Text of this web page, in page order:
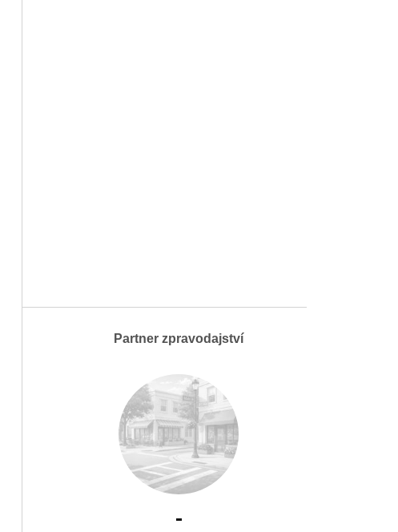
Partner zpravodajství
-